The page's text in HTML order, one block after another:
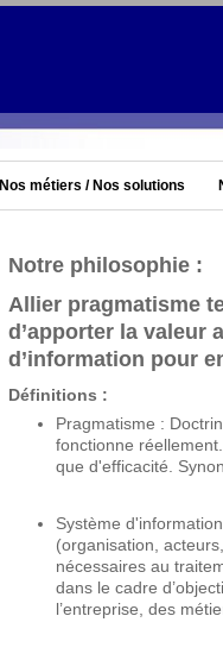
Nos métiers / Nos solutions
Notre philosophie :
Allier pragmatisme
d’apporter la valeur
d’information pour
Définitions :
Pragmatisme :
fonctionne
que d'efficacité.
Système
(organisation,
nécessaires au
dans le cadre
l’entreprise, des